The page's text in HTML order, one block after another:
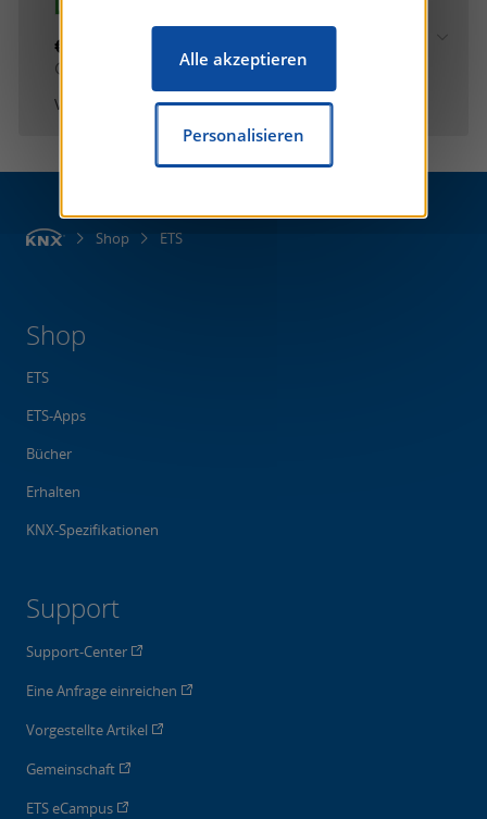
€1000.00
exkl. MwSt. und Versand
Von KNX Association
Shop ETS
Shop
ETS
ETS-Apps
Bücher
Erhalten
KNX-Spezifikationen
Support
Support-Center
Eine Anfrage einreichen
Vorgestellte Artikel
Gemeinschaft
ETS eCampus
Alle akzeptieren
Personalisieren